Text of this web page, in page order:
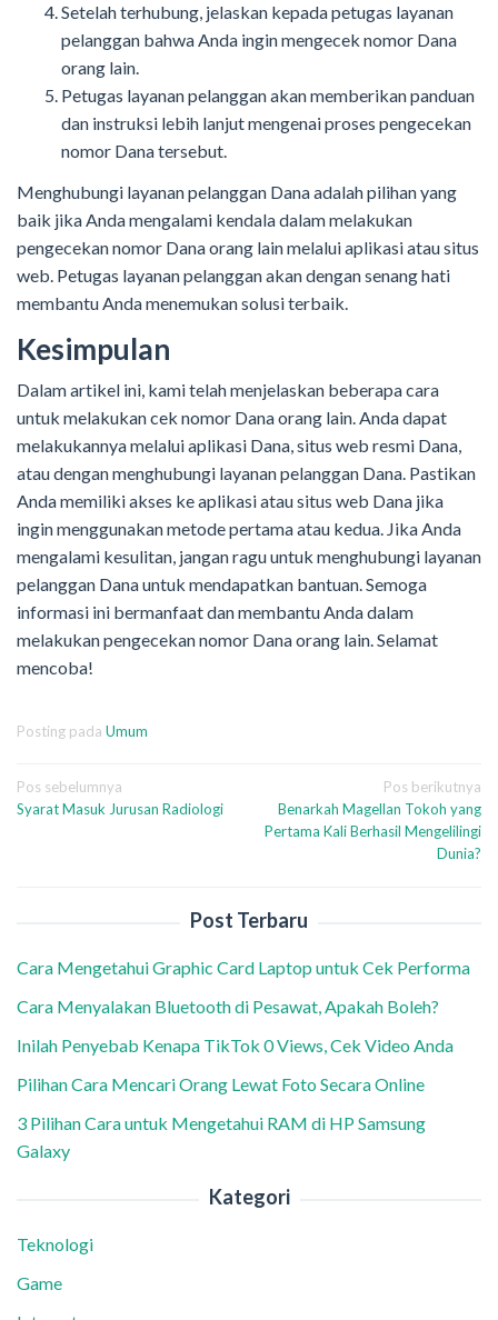
Setelah terhubung, jelaskan kepada petugas layanan
pelanggan bahwa Anda ingin mengecek nomor Dana
orang lain.
Petugas layanan pelanggan akan memberikan panduan
dan instruksi lebih lanjut mengenai proses pengecekan
nomor Dana tersebut.
Menghubungi layanan pelanggan Dana adalah pilihan yang
baik jika Anda mengalami kendala dalam melakukan
pengecekan nomor Dana orang lain melalui aplikasi atau situs
web. Petugas layanan pelanggan akan dengan senang hati
membantu Anda menemukan solusi terbaik.
Kesimpulan
Dalam artikel ini, kami telah menjelaskan beberapa cara
untuk melakukan cek nomor Dana orang lain. Anda dapat
melakukannya melalui aplikasi Dana, situs web resmi Dana,
atau dengan menghubungi layanan pelanggan Dana. Pastikan
Anda memiliki akses ke aplikasi atau situs web Dana jika
ingin menggunakan metode pertama atau kedua. Jika Anda
mengalami kesulitan, jangan ragu untuk menghubungi layanan
pelanggan Dana untuk mendapatkan bantuan. Semoga
informasi ini bermanfaat dan membantu Anda dalam
melakukan pengecekan nomor Dana orang lain. Selamat
mencoba!
Posting pada Umum
Navigasi
pos
Pos sebelumnya
Syarat Masuk Jurusan Radiologi
Pos berikutnya
Benarkah Magellan Tokoh yang
Pertama Kali Berhasil Mengelilingi
Dunia?
Post Terbaru
Cara Mengetahui Graphic Card Laptop untuk Cek Performa
Cara Menyalakan Bluetooth di Pesawat, Apakah Boleh?
Inilah Penyebab Kenapa TikTok 0 Views, Cek Video Anda
Pilihan Cara Mencari Orang Lewat Foto Secara Online
3 Pilihan Cara untuk Mengetahui RAM di HP Samsung
Galaxy
Kategori
Teknologi
Game